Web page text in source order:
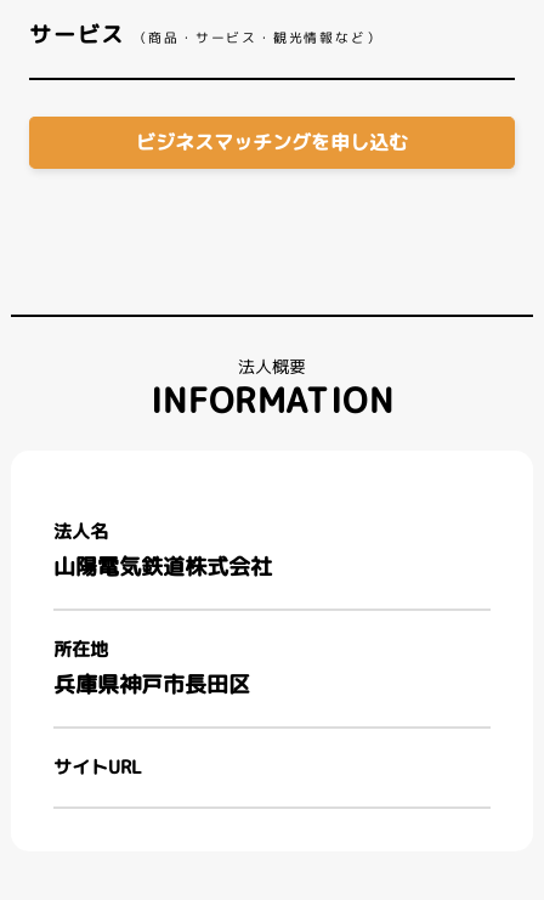
サービス （商品・サービス・観光情報など）
ビジネスマッチングを申し込む
法人概要
INFORMATION
法人名
山陽電気鉄道株式会社
所在地
兵庫県神戸市長田区
サイトURL